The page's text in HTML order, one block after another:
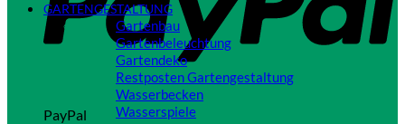
PayPal
GARTENGESTALTUNG
Gartenbau
Gartenbeleuchtung
Gartendeko
Restposten Gartengestaltung
Wasserbecken
Wasserspiele